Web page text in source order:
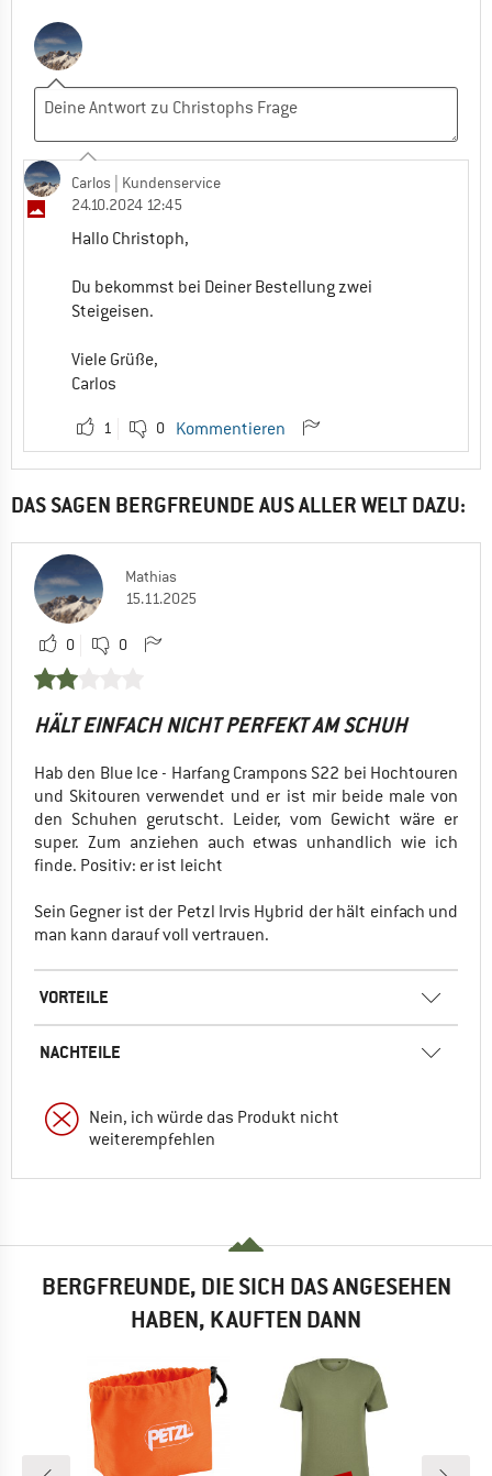
Carlos | Kundenservice
24.10.2024 12:45
Hallo Christoph,
Du bekommst bei Deiner Bestellung zwei
Steigeisen.
Viele Grüße,
Carlos
1 0 Kommentieren
DAS SAGEN BERGFREUNDE AUS ALLER WELT DAZU:
Mathias
15.11.2025
0 0
HÄLT EINFACH NICHT PERFEKT AM SCHUH
Hab den Blue Ice - Harfang Crampons S22 bei Hochtouren
und Skitouren verwendet und er ist mir beide male von
den Schuhen gerutscht. Leider, vom Gewicht wäre er
super. Zum anziehen auch etwas unhandlich wie ich
finde. Positiv: er ist leicht
Sein Gegner ist der Petzl Irvis Hybrid der hält einfach und
man kann darauf voll vertrauen.
VORTEILE
NACHTEILE
Nein, ich würde das Produkt nicht
weiterempfehlen
BERGFREUNDE, DIE SICH DAS ANGESEHEN
HABEN, KAUFTEN DANN